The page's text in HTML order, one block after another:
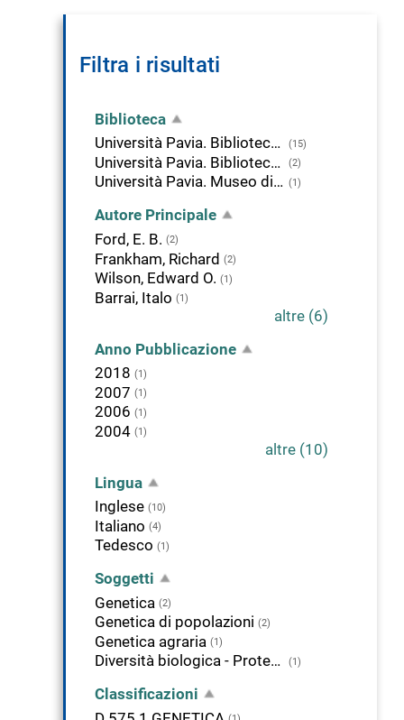
Filtra i risultati
Biblioteca
Università Pavia. Biblioteca della Scienza e della Tecnica
(15)
Università Pavia. Biblioteca di Area Medica "Adolfo Ferrata" (2)
Università Pavia. Museo di Storia Naturale Kosmos (1)
Autore Principale
Ford, E. B. (2)
Frankham, Richard (2)
Wilson, Edward O. (1)
Barrai, Italo (1)
altre (6)
Anno Pubblicazione
2018 (1)
2007 (1)
2006 (1)
2004 (1)
altre (10)
Lingua
Inglese (10)
Italiano (4)
Tedesco (1)
Soggetti
Genetica (2)
Genetica di popolazioni (2)
Genetica agraria (1)
Diversità biologica - Protezione - Ruolo della genetica di popolazioni (1)
Classificazioni